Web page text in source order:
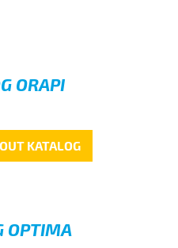
ORAPI
KATALOG
OPTIMA